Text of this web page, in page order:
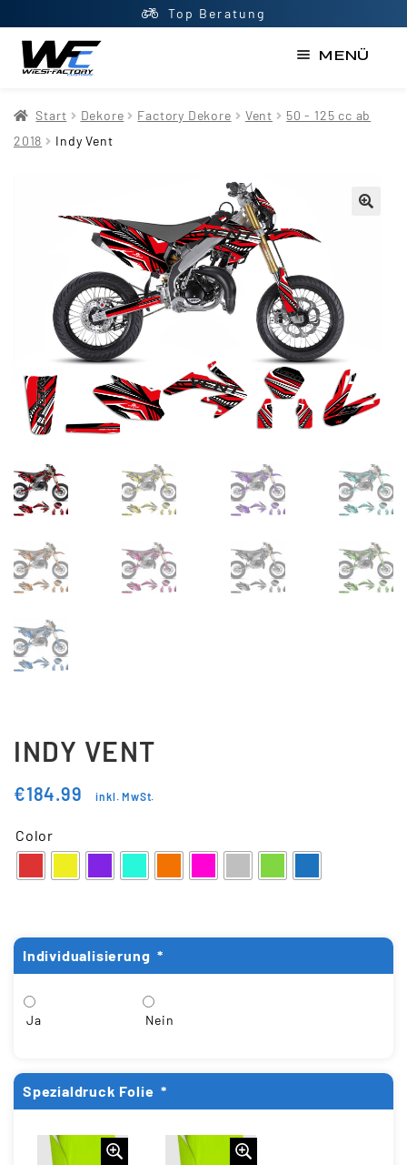
Top Beratung
MENÜ
AGB
Mein Konto
Newsletter
Shop
Updraft Central
Warenkorb
Widerrufsbelehrung
Wunschliste
Start Dekore Factory Dekore Vent
50 - 125 cc ab
2018
Indy Vent
INDY VENT
€184.99 inkl. MwSt.
Color
Individualisierung *
Ja Nein
Spezialdruck Folie *